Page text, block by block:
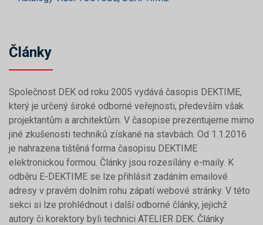
Články
Společnost DEK od roku 2005 vydává časopis DEKTIME,
který je určený široké odborné veřejnosti, především však
projektantům a architektům. V časopise prezentujeme mimo
jiné zkušenosti techniků získané na stavbách. Od 1.1.2016
je nahrazena tištěná forma časopisu DEKTIME
elektronickou formou. Články jsou rozesílány e-maily. K
odběru E-DEKTIME se lze přihlásit zadáním emailové
adresy v pravém dolním rohu zápatí webové stránky. V této
sekci si lze prohlédnout i další odborné články, jejichž
autory či korektory byli technici ATELIER DEK. Články